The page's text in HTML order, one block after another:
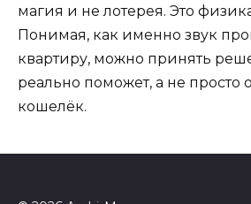
магия и не лотерея. Это
Понимая, как именно звук
квартиру, можно принять
реально поможет, а не просто
кошелёк.